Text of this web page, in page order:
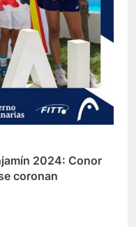
2024: Conor
coronan